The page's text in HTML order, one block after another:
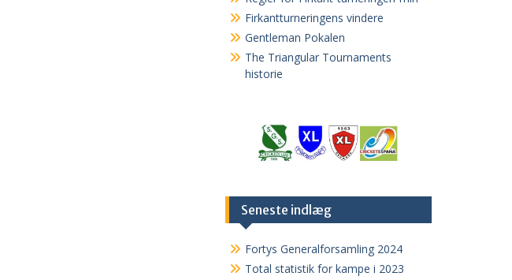
Firkantturneringens vindere
Gentleman Pokalen
The Triangular Tournaments
historie
Seneste indlæg
Fortys Generalforsamling 2024
Total statistik for kampe i 2023